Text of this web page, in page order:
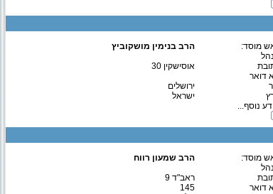
מוסד:
הרב בנימין מושקוביץ
אוסישקין 30
דואר
ירושלים
ישראל
נוסף...
1:
2:
קשר:
מוסד:
הרב שמעון רווח
ראב"ד 9
דואר
145
1:
2:
עמותה:
קשר:
דוד דויטש